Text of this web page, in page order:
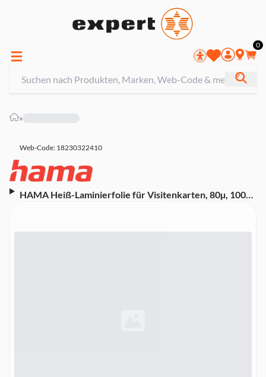
0
»
Web-Code: 18230322410
HAMA Heiß-Laminierfolie für Visitenkarten, 80µ, 100